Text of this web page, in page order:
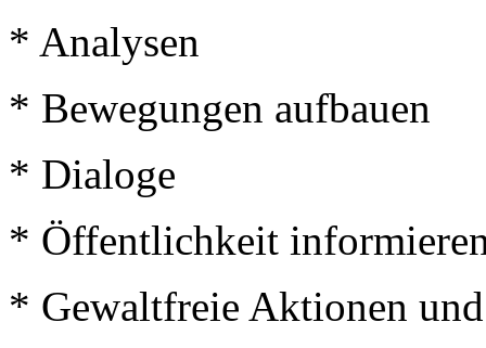
* Analysen
* Bewegungen aufbauen
* Dialoge
* Öffentlichkeit
* Gewaltfreie Aktionen